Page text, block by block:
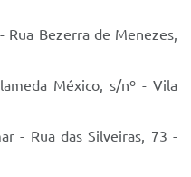
Rua Bezerra de Menezes,
México, s/nº - Vila
- Rua das Silveiras, 73 -